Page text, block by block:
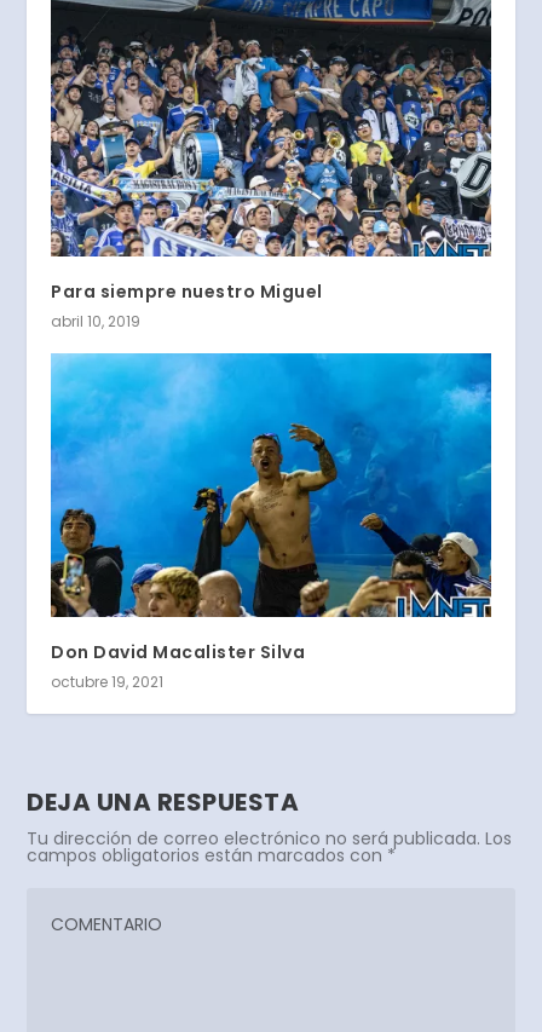
Para siempre nuestro Miguel
abril 10, 2019
Don David Macalister Silva
octubre 19, 2021
DEJA UNA RESPUESTA
Tu dirección de correo electrónico no será publicada. Los
campos obligatorios están marcados con *